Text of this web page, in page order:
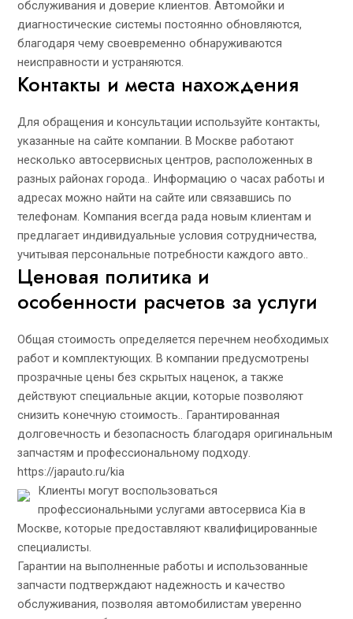
обслуживания и доверие клиентов. Автомойки и
диагностические системы постоянно обновляются,
благодаря чему своевременно обнаруживаются
неисправности и устраняются.
Контакты и места нахождения
Для обращения и консультации используйте контакты,
указанные на сайте компании. В Москве работают
несколько автосервисных центров, расположенных в
разных районах города.. Информацию о часах работы и
адресах можно найти на сайте или связавшись по
телефонам. Компания всегда рада новым клиентам и
предлагает индивидуальные условия сотрудничества,
учитывая персональные потребности каждого авто..
Ценовая политика и
особенности расчетов за услуги
Общая стоимость определяется перечнем необходимых
работ и комплектующих. В компании предусмотрены
прозрачные цены без скрытых наценок, а также
действуют специальные акции, которые позволяют
снизить конечную стоимость.. Гарантированная
долговечность и безопасность благодаря оригинальным
запчастям и профессиональному подходу.
https://japauto.ru/kia
Клиенты могут воспользоваться
профессиональными услугами автосервиса Kia в
Москве, которые предоставляют квалифицированные
специалисты.
Гарантии на выполненные работы и использованные
запчасти подтверждают надежность и качество
обслуживания, позволяя автомобилистам уверенно